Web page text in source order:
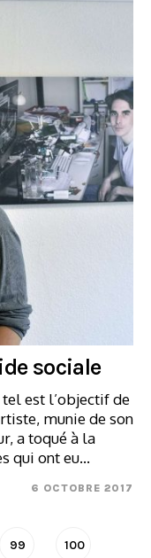
sociale
tel est l’objectif de
munie de son
a toqué à la
qui ont eu…
6 OCTOBRE 2017
99 100